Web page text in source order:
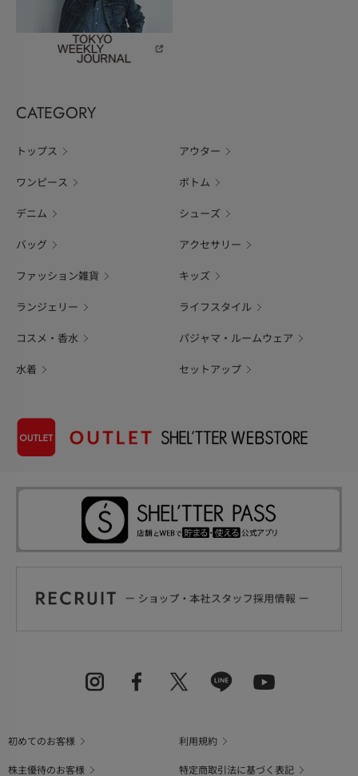
CATEGORY
トップス アウター
ワンピース ボトム
デニム シューズ
バッグ アクセサリー
ファッション雑貨 キッズ
ランジェリー ライフスタイル
コスメ・香水 パジャマ・ルームウェア
水着 セットアップ
初めてのお客様
利用規約
株主優待のお客様
特定商取引法に基づく表記